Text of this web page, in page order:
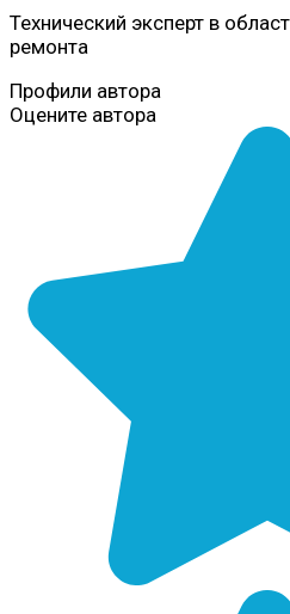
Технический эксперт в
ремонта
Профили автора
Оцените автора